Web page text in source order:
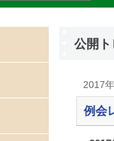
公開
2017
例会